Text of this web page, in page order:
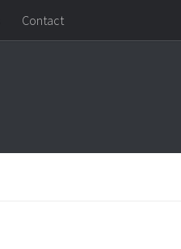
Contact